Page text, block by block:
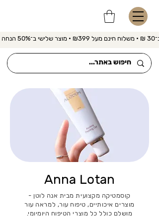
הנחה
Anna Lotan
קוסמטיקה מקצועית מבית אנה לוטן -
מוצרים איכותיים, טיפוח עור, למראה עור
מושלם כולל כל מוצרי הטיפוח היומיומי.